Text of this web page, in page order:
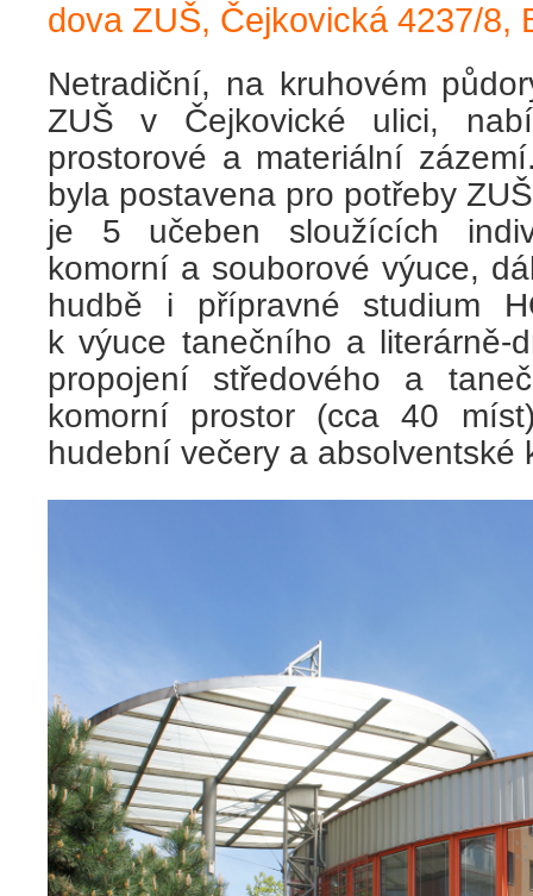
dova ZUŠ, Čejkovická 4237/8,
Netradiční, na kruhovém
ZUŠ v Čejkovické ulici,
prostorové a materiální
byla postavena pro potřeby
je 5 učeben sloužících
komorní a souborové výuce,
hudbě i přípravné studium
k výuce tanečního a literárně-
propojení středového a
komorní prostor (cca 40
hudební večery a absolventské